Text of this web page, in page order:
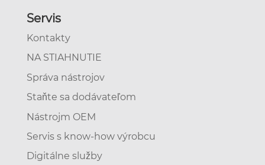
Servis
Kontakty
NA STIAHNUTIE
Správa nástrojov
Staňte sa dodávateľom
Nástrojm OEM
Servis s know-how výrobcu
Digitálne služby